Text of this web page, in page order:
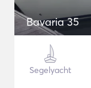
Bavaria 35
Segelyacht